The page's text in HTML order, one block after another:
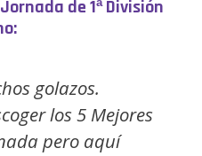
de 1ª División
golazos.
los 5 Mejores
pero aquí